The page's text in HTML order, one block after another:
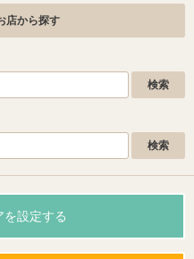
店から探す
を設定する